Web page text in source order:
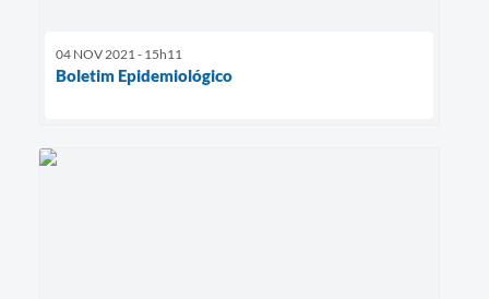
04 NOV 2021 - 15h11
Boletim Epidemiológico